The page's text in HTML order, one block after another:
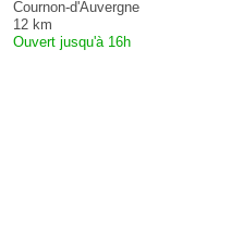
Cournon-d'Auvergne
12 km
Ouvert jusqu'à 16h